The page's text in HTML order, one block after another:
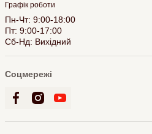
Графік роботи
Пн-Чт: 9:00-18:00
Пт: 9:00-17:00
Сб-Нд: Вихідний
Соцмережі